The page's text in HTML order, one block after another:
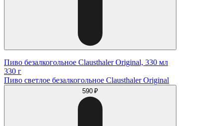
Пиво безалкогольное Clausthaler Original, 330 мл
330 г
Пиво светлое безалкогольное Clausthaler Original
590 ₽